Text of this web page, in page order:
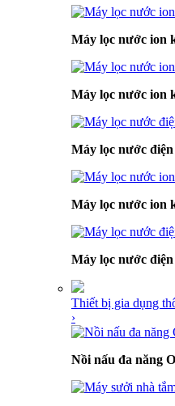
Máy lọc nước ion
Máy lọc nước ion
Máy lọc nước
Máy lọc nước ion
Máy lọc nước
Thiết bị gia dụng
›
Nồi nấu đa năng